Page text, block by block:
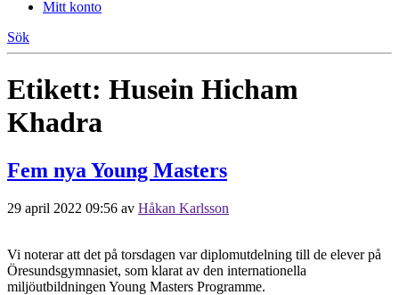
Mitt konto
Sök
Etikett: Husein Hicham
Khadra
Fem nya Young Masters
29 april 2022 09:56 av Håkan Karlsson
Vi noterar att det på torsdagen var diplomutdelning till de elever på
Öresundsgymnasiet, som klarat av den internationella
miljöutbildningen Young Masters Programme.